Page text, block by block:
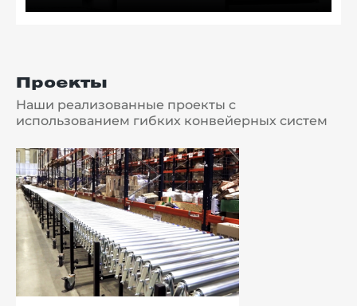
Проекты
Наши реализованные проекты с
использованием гибких конвейерных систем